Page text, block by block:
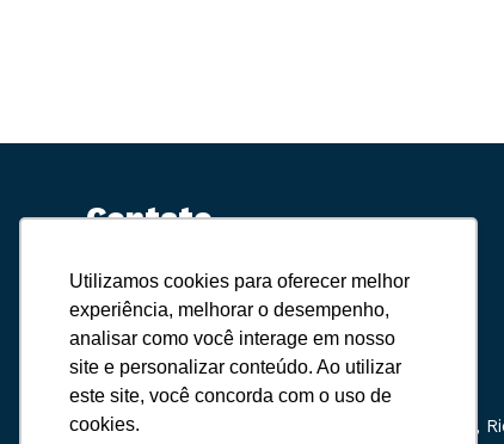
Utilizamos cookies para oferecer melhor
experiência, melhorar o desempenho,
analisar como você interage em nosso
site e personalizar conteúdo. Ao utilizar
este site, você concorda com o uso de
cookies.
Contato
(24) 3038-9035
(24) 99829-1416
contato@estrelatours.com.br
Av. Roberto Silveira, 609 – Centro Paraty,